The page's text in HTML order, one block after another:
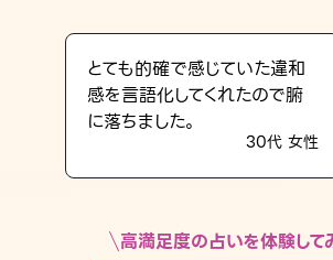
LINE占いを開く
※LINEアプリ内のサービスページへ遷移します
とても的確で感じていた違和
感を言語化してくれたので腑
に落ちました。
30代 女性
高満足度の占いを体験して